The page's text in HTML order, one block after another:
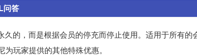
问答
久的，而是根据会员的停充而停止使用。适用于所有
玩家提供的其他特殊优惠。